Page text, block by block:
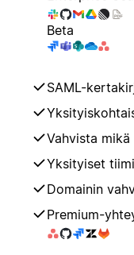
Beta
SAML-
Vahvista mikä
Yksityiset
Domainin
Premium-